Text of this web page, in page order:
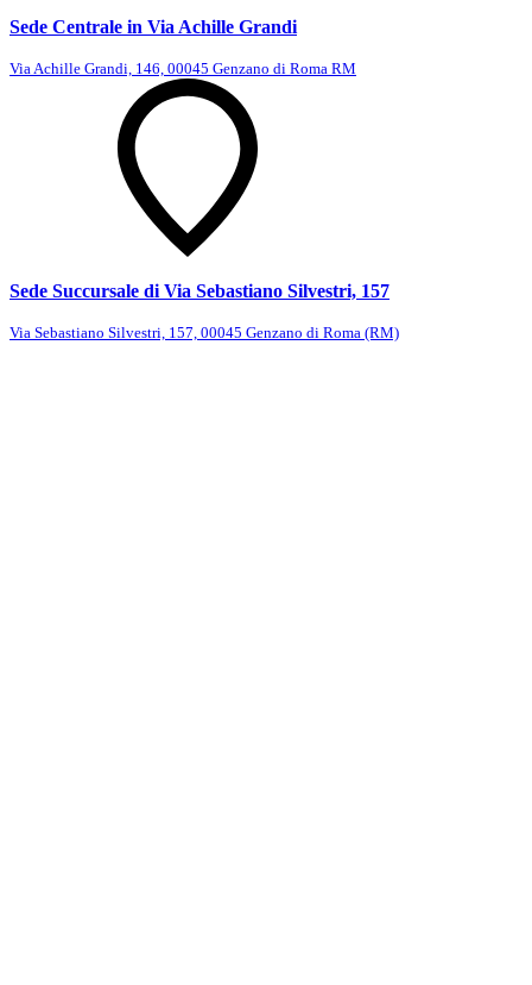
Sede Centrale in Via Achille Grandi
Via Achille Grandi, 146, 00045 Genzano di Roma RM
Sede Succursale di Via Sebastiano Silvestri, 157
Via Sebastiano Silvestri, 157, 00045 Genzano di Roma (RM)